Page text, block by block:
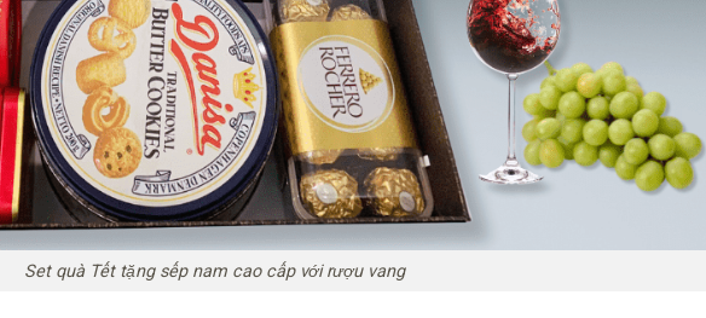
Set quà Tết tặng sếp nam cao cấp với rượu vang